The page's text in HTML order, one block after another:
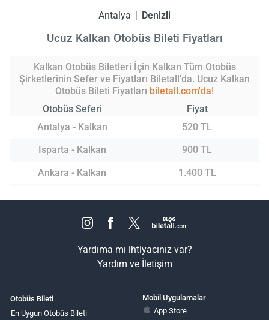
Antalya Denizli
Ucuz Kalkan Otobüs Bileti Fiyatları
Kalkan Otobüs Biletleri İçin Kalkan Tüm Otobüs
Şirketlerinin Sefer ve Fiyatları Biletall'da. Ucuz Kalkan
Otobüs Bileti Fiyatları biletall.com'da!
Otobüs Seferi
Fiyat
Antalya - Kalkan
520 TL
Isparta - Kalkan
900 TL
Ankara - Kalkan
1.400 TL
Yardıma mı ihtiyacınız var?
Yardım ve İletişim
Otobüs Bileti
En Uygun Otobüs Bileti
Mobil Uygulamalar
App Store